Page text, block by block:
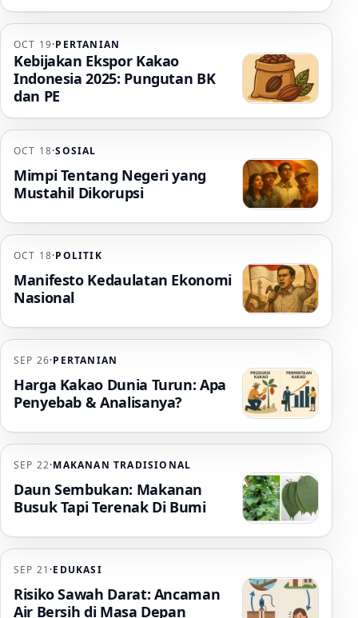
OCT 19·PERTANIAN
Kebijakan Ekspor Kakao
Indonesia 2025: Pungutan BK
dan PE
OCT 18·SOSIAL
Mimpi Tentang Negeri yang
Mustahil Dikorupsi
OCT 18·POLITIK
Manifesto Kedaulatan Ekonomi
Nasional
SEP 26·PERTANIAN
Harga Kakao Dunia Turun: Apa
Penyebab & Analisanya?
SEP 22·MAKANAN TRADISIONAL
Daun Sembukan: Makanan
Busuk Tapi Terenak Di Bumi
SEP 21 ·EDUKASI
Risiko Sawah Darat: Ancaman
Air Bersih di Masa Depan